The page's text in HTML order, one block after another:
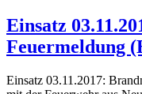
Einsatz
Feuermeldung
Einsatz 03.11.2017: